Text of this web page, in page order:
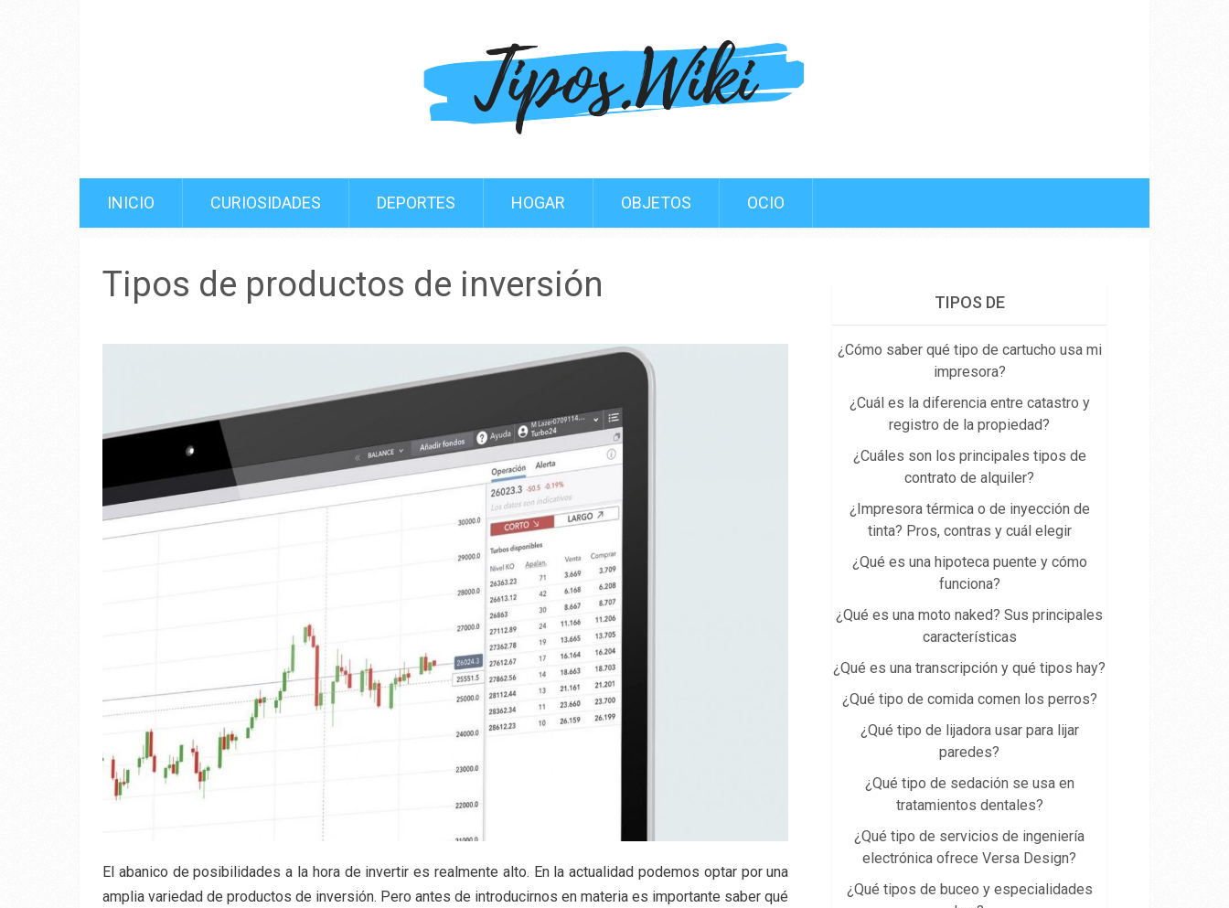
INICIO CURIOSIDADES DEPORTES HOGAR OBJETOS OCIO
Tipos de productos de inversión
El abanico de posibilidades a la hora de invertir es realmente alto. En la actualidad podemos optar por una
amplia variedad de productos de inversión. Pero antes de introducirnos en materia es importante saber qué
TIPOS DE
¿Cómo saber qué tipo de cartucho usa mi
impresora?
¿Cuál es la diferencia entre catastro y
registro de la propiedad​?
¿Cuáles son los principales tipos de
contrato de alquiler?
¿Impresora térmica o de inyección de
tinta? Pros, contras y cuál elegir
¿Qué es una hipoteca puente y cómo
funciona?
¿Qué es una moto naked? Sus principales
características
¿Qué es una transcripción y qué tipos hay?
¿Qué tipo de comida comen los perros?
¿Qué tipo de lijadora usar para lijar
paredes?
¿Qué tipo de sedación se usa en
tratamientos dentales?
¿Qué tipo de servicios de ingeniería
electrónica ofrece Versa Design?
¿Qué tipos de buceo y especialidades